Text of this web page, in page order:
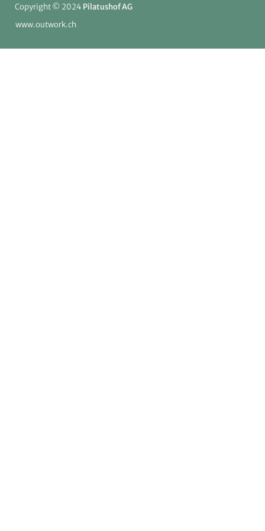
Copyright © 2024 Pilatushof AG
www.outwork.ch